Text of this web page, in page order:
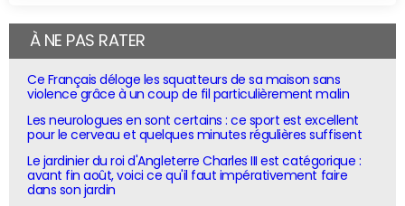
À NE PAS RATER
Ce Français déloge les squatteurs de sa maison sans
violence grâce à un coup de fil particulièrement malin
Les neurologues en sont certains : ce sport est excellent
pour le cerveau et quelques minutes régulières suffisent
Le jardinier du roi d'Angleterre Charles III est catégorique :
avant fin août, voici ce qu'il faut impérativement faire
dans son jardin